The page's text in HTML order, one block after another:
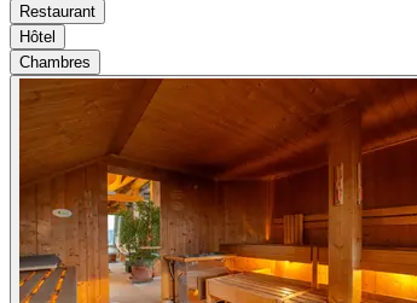
Restaurant
Hôtel
Chambres